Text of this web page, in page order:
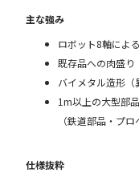
主な強み
ロボット8軸によ
既存品への肉盛り
バイメタル造形（
1m以上の大型部
（鉄道部品・プ
仕様抜粋